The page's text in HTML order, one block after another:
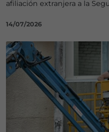
afiliación extranjera a la
14/07/2026